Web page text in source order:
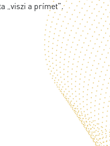
„viszi a prímet”.